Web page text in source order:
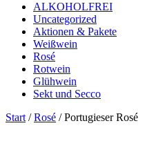
ALKOHOLFREI
Uncategorized
Aktionen & Pakete
Weißwein
Rosé
Rotwein
Glühwein
Sekt und Secco
Start /Rosé / Portugieser Rosé